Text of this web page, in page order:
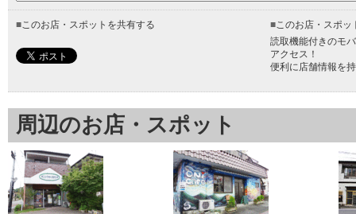
■このお店・スポットを共有する ■このお店・スポッ
読取機能付きのモ
アクセス！
便利に店舗情報を
周辺のお店・スポット